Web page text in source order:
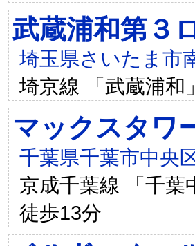
武蔵浦和第３
埼玉県さいたま市
埼京線 「武蔵浦和
マックスタワ
千葉県千葉市中央
京成千葉線 「千葉
徒歩13分